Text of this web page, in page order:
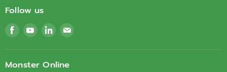
Follow us
Find
us
on
Facebook
Find
us
on
Youtube
Find
us
on
LinkedIn
Find
on
Monster Online